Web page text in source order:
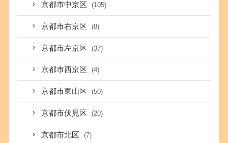
京都市中京区 (105)
京都市右京区 (8)
京都市左京区 (37)
京都市西京区 (4)
京都市東山区 (50)
京都市伏見区 (20)
京都市北区 (7)